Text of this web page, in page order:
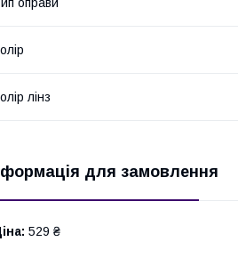
лінз
для замовлення
529 ₴